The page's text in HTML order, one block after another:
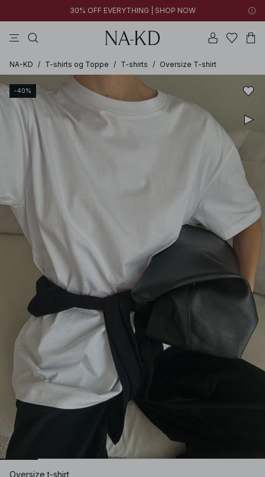
30% OFF EVERYTHING | SHOP NOW
NA-KD / T-shirts og Toppe / T-shirts / Oversize T-shirt
-40%
Oversize t-shirt